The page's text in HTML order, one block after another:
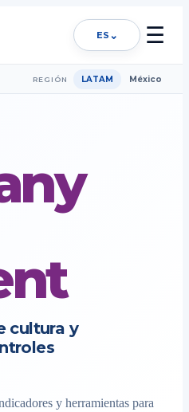
ES ⌄ ☰
REGIÓN LATAM México
cultura y
y herramientas para